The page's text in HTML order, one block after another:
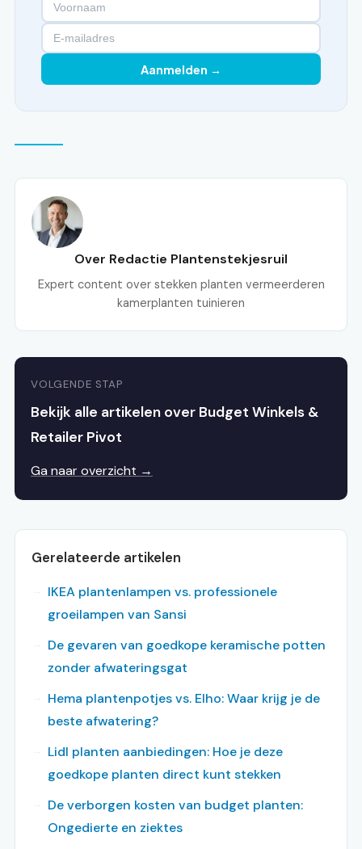
Aanmelden →
Over Redactie Plantenstekjesruil
Expert content over stekken planten vermeerderen
kamerplanten tuinieren
VOLGENDE STAP
Bekijk alle artikelen over Budget Winkels &
Retailer Pivot
Ga naar overzicht →
Gerelateerde artikelen
IKEA plantenlampen vs. professionele
groeilampen van Sansi
De gevaren van goedkope keramische potten
zonder afwateringsgat
Hema plantenpotjes vs. Elho: Waar krijg je de
beste afwatering?
Lidl planten aanbiedingen: Hoe je deze
goedkope planten direct kunt stekken
De verborgen kosten van budget planten:
Ongedierte en ziektes